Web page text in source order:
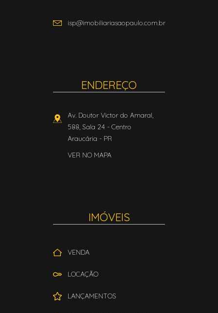
isp@imobiliariasaopaulo.com.br
ENDEREÇO
Av. Doutor Victor do Amaral,
588, Sala 24 - Centro
Araucária - PR
VER NO MAPA
IMÓVEIS
VENDA
LOCAÇÃO
LANÇAMENTOS